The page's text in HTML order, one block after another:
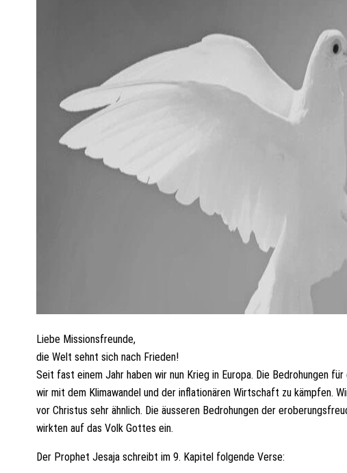
Liebe Missionsfreunde,
die Welt sehnt sich nach Frieden!
Seit fast einem Jahr haben wir nun Krieg in Europa. Die Bedrohungen
wir mit dem Klimawandel und der inflationären Wirtschaft zu kämpfen.
vor Christus sehr ähnlich. Die äusseren Bedrohungen der
wirkten auf das Volk Gottes ein.
Der Prophet Jesaja schreibt im 9. Kapitel folgende Verse: